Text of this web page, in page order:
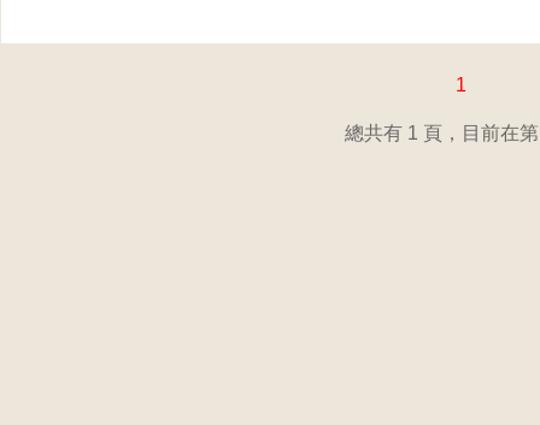
1
總共有 1 頁，目前在